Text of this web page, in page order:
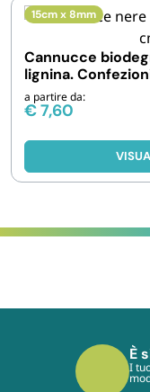
15cm x 8mm
Cannucce
lignina.
10000 pezzi
a partire da:
€7,60
È
I